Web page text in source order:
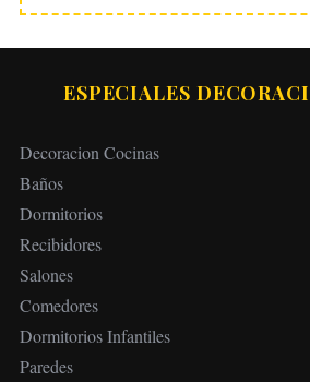
ESPECIALES
Decoracion Cocinas
Baños
Dormitorios
Recibidores
Salones
Comedores
Dormitorios Infantiles
Paredes